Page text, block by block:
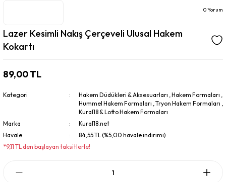
0 Yorum
Lazer Kesimli Nakış Çerçeveli Ulusal Hakem
Kokartı
89,00 TL
Kategori Hakem Düdükleri & Aksesuarları ,Hakem Formaları ,
Hummel Hakem Formaları ,Tryon Hakem Formaları ,
Kural18 & Lotto Hakem Formaları
Marka
Kural18.net
Havale
84,55 TL (%5,00 havale indirimi)
*9,11 TL den başlayan taksitlerle!